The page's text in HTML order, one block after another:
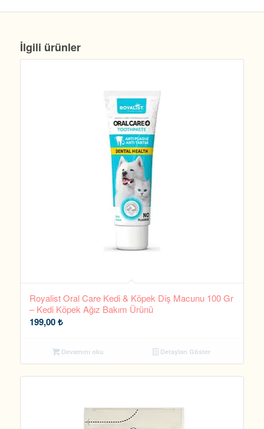
İlgili ürünler
Royalist Oral Care Kedi & Köpek Diş Macunu 100 Gr
– Kedi Köpek Ağız Bakım Ürünü
199,00₺
Devamını oku Detayları Göster